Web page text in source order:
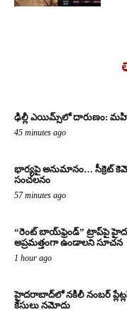
ఢిల్లీ ఎయిమ్స్‌లో దారుణం: మహిళా
45 minutes ago
భార్యపై అనుమానం… సీక్రెట్
సంచలనం
57 minutes ago
“రెంట్ బాయ్‌ఫ్రెండ్” ట్రాప్‌పై
అప్రమత్తంగా ఉండాలని సూచన
1 hour ago
హైదరాబాద్‌లో నకిలీ నంబర్
కేసులు నమోదు